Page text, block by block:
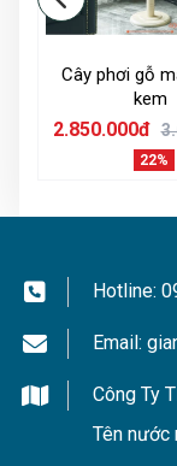
Cây phơi gỗ
kem
2.850.000đ
22%
Hotline:
Email:
Công Ty
Tên nước